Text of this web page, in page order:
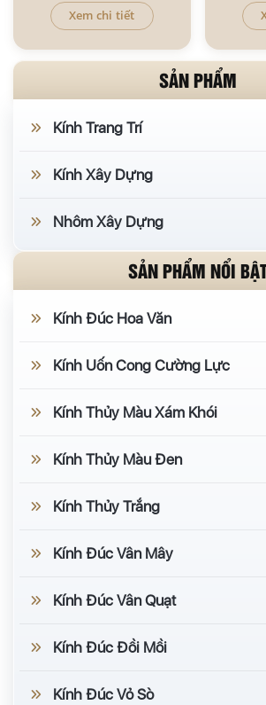
Xem chi tiết
SẢN PHẨM
Kính Trang Trí
Kính Xây Dựng
Nhôm Xây Dựng
SẢN PHẨM NỔI
Kính Đúc Hoa Văn
Kính Uốn Cong Cường Lực
Kính Thủy Màu Xám Khói
Kính Thủy Màu Đen
Kính Thủy Trắng
Kính Đúc Vân Mây
Kính Đúc Vân Quạt
Kính Đúc Đồi Mồi
Kính Đúc Vỏ Sò